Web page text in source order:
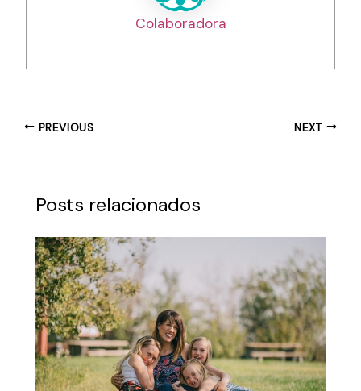
Colaboradora
PREVIOUS NEXT
Posts relacionados